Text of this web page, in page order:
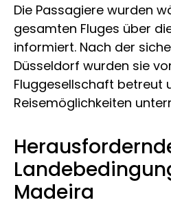
Die Passagiere wurden
gesamten Fluges über
informiert. Nach der
Düsseldorf wurden sie
Fluggesellschaft betreut
Reisemöglichkeiten
Madeira